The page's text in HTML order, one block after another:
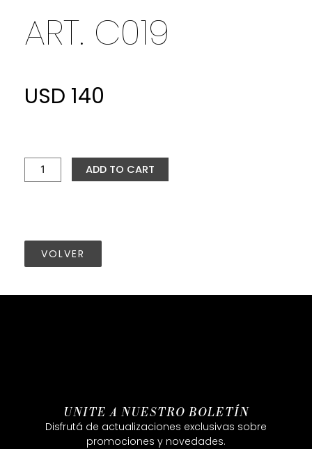
ART. C019
USD 140
quantity
ADD TO CART
VOLVER
UNITE A NUESTRO BOLETÍN
Disfrutá de actualizaciones exclusivas sobre
promociones y novedades.